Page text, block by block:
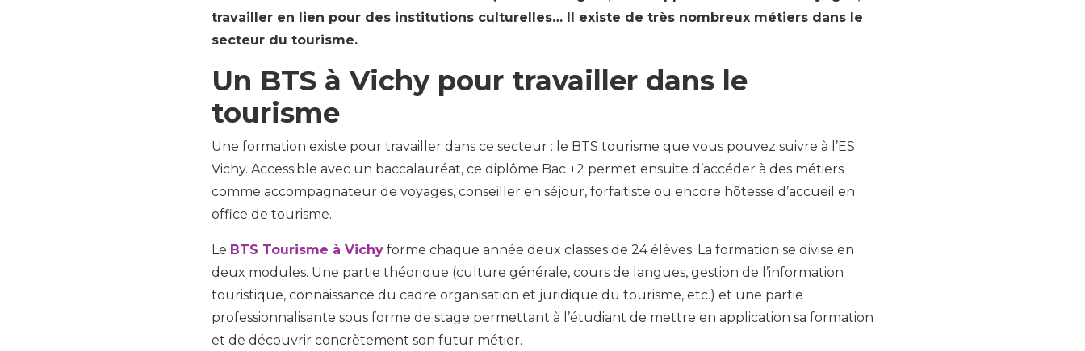
travailler en lien pour des institutions culturelles… Il existe de très nombreux métiers dans le
secteur du tourisme.
Un BTS à Vichy pour travailler dans le
tourisme
Une formation existe pour travailler dans ce secteur : le BTS tourisme que vous pouvez suivre à l’ES
Vichy. Accessible avec un baccalauréat, ce diplôme Bac +2 permet ensuite d’accéder à des métiers
comme accompagnateur de voyages, conseiller en séjour, forfaitiste ou encore hôtesse d’accueil en
office de tourisme.
Le BTS Tourisme à Vichy forme chaque année deux classes de 24 élèves. La formation se divise en
deux modules. Une partie théorique (culture générale, cours de langues, gestion de l’information
touristique, connaissance du cadre organisation et juridique du tourisme, etc.) et une partie
professionnalisante sous forme de stage permettant à l’étudiant de mettre en application sa formation
et de découvrir concrètement son futur métier.